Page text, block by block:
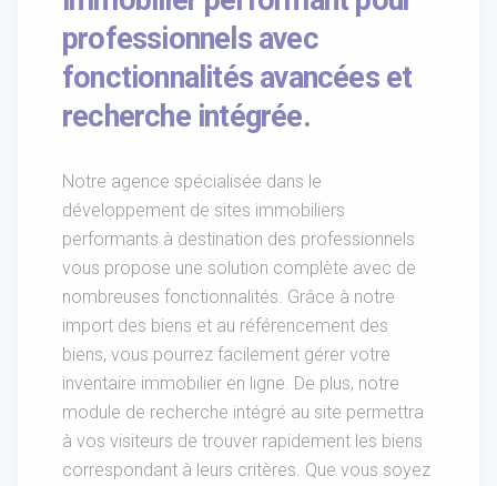
professionnels avec
fonctionnalités avancées et
recherche intégrée.
Notre agence spécialisée dans le
développement de sites immobiliers
performants à destination des professionnels
vous propose une solution complète avec de
nombreuses fonctionnalités. Grâce à notre
import des biens et au référencement des
biens, vous pourrez facilement gérer votre
inventaire immobilier en ligne. De plus, notre
module de recherche intégré au site permettra
à vos visiteurs de trouver rapidement les biens
correspondant à leurs critères. Que vous soyez